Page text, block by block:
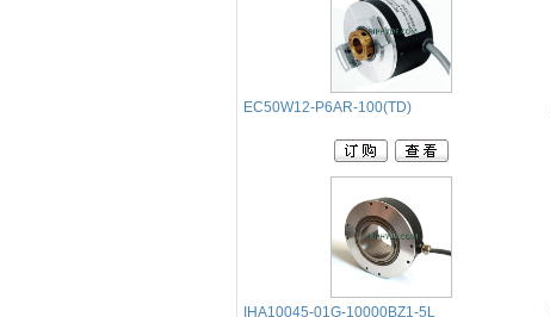
EC50W12-P6AR-100(TD)
IHA10045-01G-10000BZ1-5L